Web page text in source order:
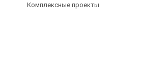
Комплексные проекты